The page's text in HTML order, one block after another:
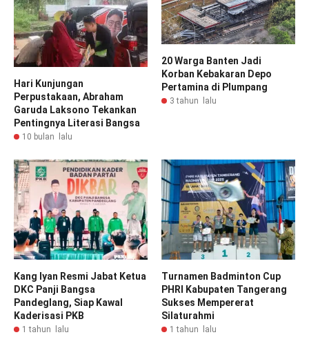
Hari Kunjungan
Perpustakaan, Abraham
Garuda Laksono Tekankan
Pentingnya Literasi Bangsa
10 bulan lalu
20 Warga Banten Jadi
Korban Kebakaran Depo
Pertamina di Plumpang
3 tahun lalu
Kang Iyan Resmi Jabat Ketua
DKC Panji Bangsa
Pandeglang, Siap Kawal
Kaderisasi PKB
1 tahun lalu
Turnamen Badminton Cup
PHRI Kabupaten Tangerang
Sukses Mempererat
Silaturahmi
1 tahun lalu